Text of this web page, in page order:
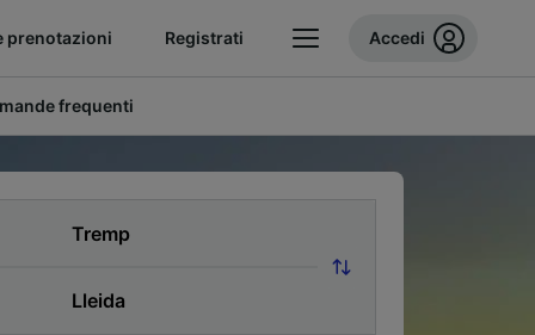
prenotazioni Registrati Accedi
frequenti